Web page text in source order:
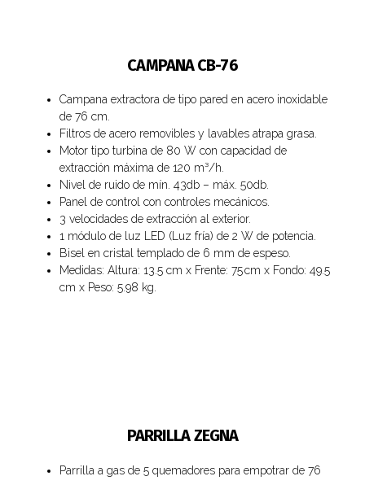
CAMPANA CB-76
Campana extractora de tipo pared en acero inoxidable
de 76 cm.
Filtros de acero removibles y lavables atrapa grasa.
Motor tipo turbina de 80 W con capacidad de
extracción máxima de 120 m³/h.
Nivel de ruido de mín. 43db – máx. 50db.
Panel de control con controles mecánicos.
3 velocidades de extracción al exterior.
1 módulo de luz LED (Luz fría) de 2 W de potencia.
Bisel en cristal templado de 6 mm de espeso.
Medidas: Altura: 13.5 cm x Frente: 75 cm x Fondo: 49.5
cm x Peso: 5.98 kg.
PARRILLA ZEGNA
Parrilla a gas de 5 quemadores para empotrar de 76